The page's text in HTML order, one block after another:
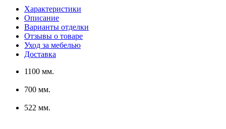
Характеристики
Описание
Варианты отделки
Отзывы о товаре
Уход за мебелью
Доставка
1100 мм.
700 мм.
522 мм.